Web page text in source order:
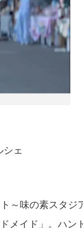
ェ
～味の素スタ
メイド」。ハ